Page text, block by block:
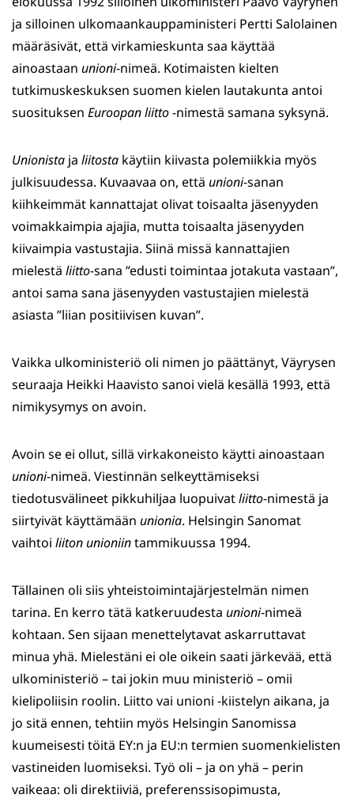
ja silloinen ulkomaankauppaministeri Pertti Salolainen
määräsivät, että virkamieskunta saa käyttää
ainoastaan unioni-nimeä. Kotimaisten kielten
tutkimuskeskuksen suomen kielen lautakunta antoi
suosituksen Euroopan liitto-nimestä samana syksynä.
Unionista ja liitosta käytiin kiivasta polemiikkia myös
julkisuudessa. Kuvaavaa on, että unioni-sanan
kiihkeimmät kannattajat olivat toisaalta jäsenyyden
voimakkaimpia ajajia, mutta toisaalta jäsenyyden
kiivaimpia vastustajia. Siinä missä kannattajien
mielestä liitto-sana ”edusti toimintaa jotakuta vastaan”,
antoi sama sana jäsenyyden vastustajien mielestä
asiasta ”liian positiivisen kuvan”.
Vaikka ulkoministeriö oli nimen jo päättänyt, Väyrysen
seuraaja Heikki Haavisto sanoi vielä kesällä 1993, että
nimikysymys on avoin.
Avoin se ei ollut, sillä virkakoneisto käytti ainoastaan
unioni-nimeä. Viestinnän selkeyttämiseksi
tiedotusvälineet pikkuhiljaa luopuivatliitto-nimestä ja
siirtyivät käyttämään unionia. Helsingin Sanomat
vaihtoi liiton unioniintammikuussa 1994.
Tällainen oli siis yhteistoimintajärjestelmän nimen
tarina. En kerro tätä katkeruudesta unioni-nimeä
kohtaan. Sen sijaan menettelytavat askarruttavat
minua yhä. Mielestäni ei ole oikein saati järkevää, että
ulkoministeriö – tai jokin muu ministeriö – omii
kielipoliisin roolin. Liitto vai unioni -kiistelyn aikana, ja
jo sitä ennen, tehtiin myös Helsingin Sanomissa
kuumeisesti töitä EY:n ja EU:n termien suomenkielisten
vastineiden luomiseksi. Työ oli – ja on yhä – perin
vaikeaa: oli direktiiviä, preferenssisopimusta,